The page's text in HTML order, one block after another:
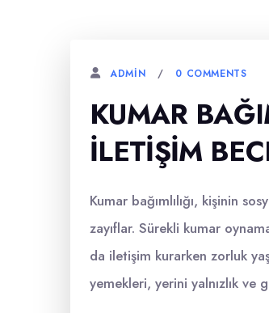
ADMIN 0 COMMENTS
KUMAR
İLETIŞIM
Kumar bağımlılığı, kişinin
zayıflar. Sürekli kumar
da iletişim kurarken zorluk
yemekleri, yerini yalnızlık ve